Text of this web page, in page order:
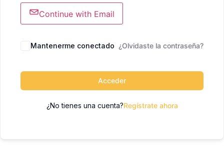
Continue with Email
Mantenerme conectado ¿Olvidaste la contraseña?
Acceder
¿No tienes una cuenta?Regístrate ahora